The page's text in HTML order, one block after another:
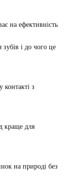
на ефективність
і до чого це
з
краще для
на природі без